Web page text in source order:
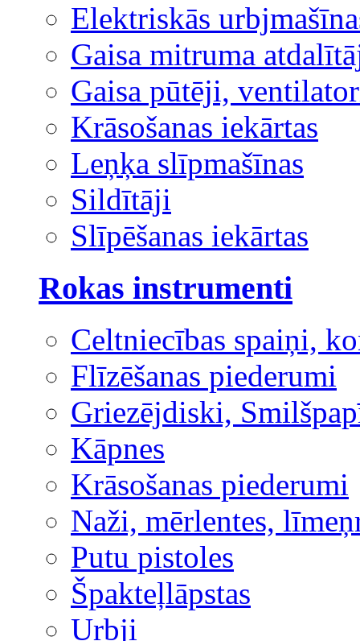
Elektriskās
Gaisa mitruma
Gaisa pūtēji,
Krāsošanas iekārtas
Leņķa slīpmašīnas
Sildītāji
Slīpēšanas iekārtas
Rokas instrumenti
Celtniecības spaiņi,
Flīzēšanas piederumi
Griezējdiski,
Kāpnes
Krāsošanas piederumi
Naži, mērlentes,
Putu pistoles
Špakteļlāpstas
Urbji